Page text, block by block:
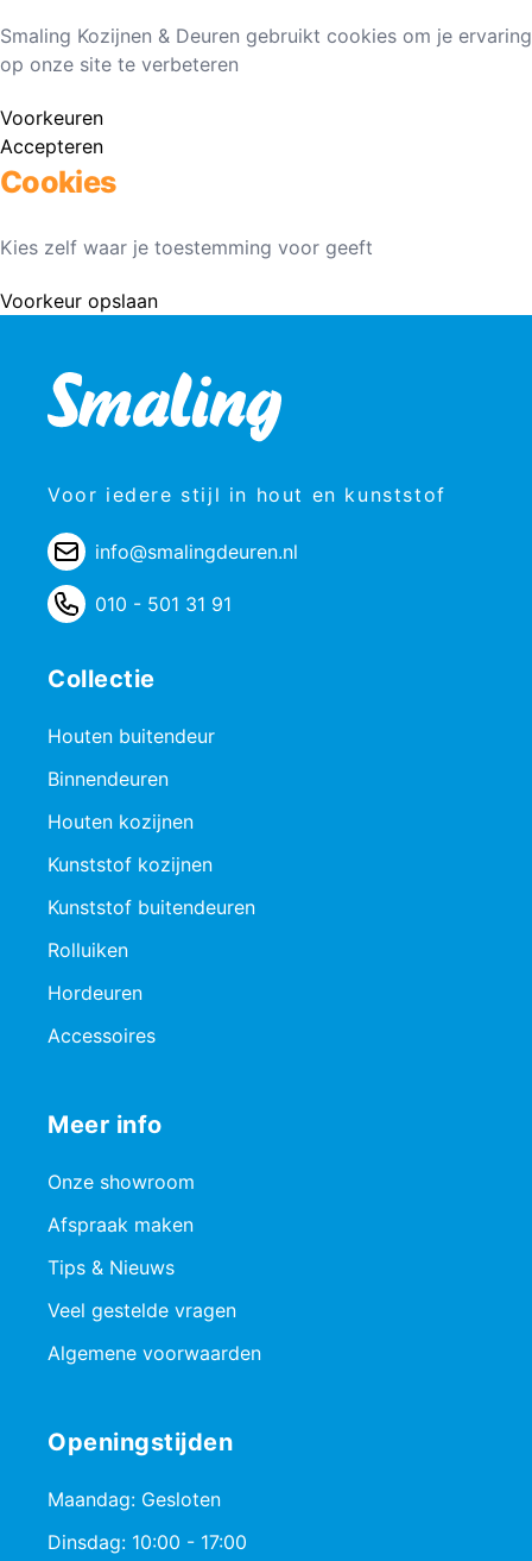
Smaling Kozijnen & Deuren gebruikt cookies om je ervaring
op onze site te verbeteren
Voorkeuren
Accepteren
Cookies
Kies zelf waar je toestemming voor geeft
Voorkeur opslaan
Voor iedere stijl in hout en kunststof
info@smalingdeuren.nl
010 - 501 31 91
Collectie
Houten buitendeur
Binnendeuren
Houten kozijnen
Kunststof kozijnen
Kunststof buitendeuren
Rolluiken
Hordeuren
Accessoires
Meer info
Onze showroom
Afspraak maken
Tips & Nieuws
Veel gestelde vragen
Algemene voorwaarden
Openingstijden
Maandag: Gesloten
Dinsdag: 10:00 - 17:00